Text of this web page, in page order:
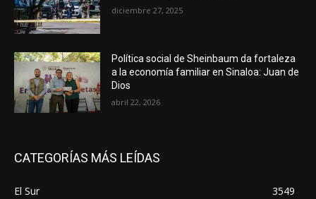
diciembre 27, 2025
Política social de Sheinbaum da fortaleza
a la economía familiar en Sinaloa: Juan de
Dios
abril 22, 2026
CATEGORÍAS MÁS LEÍDAS
El Sur
3549